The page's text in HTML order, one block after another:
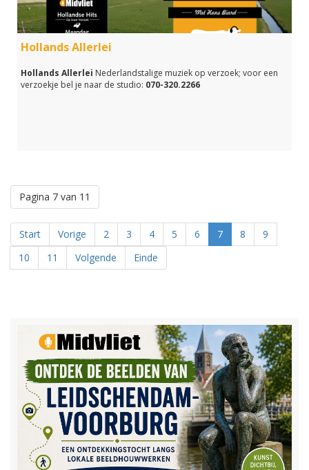
Hollands Allerlei
Hollands Allerlei Nederlandstalige muziek op verzoek; voor een
verzoekje bel je naar de studio: 070-320.2266
Pagina 7 van 11
Start Vorige 2 3 4 5 6 7 8
9
10
11 Volgende Einde